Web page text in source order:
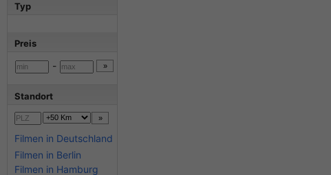
Typ
Preis
-
Standort
Filmen in Deutschland
Filmen in Berlin
Filmen in Hamburg